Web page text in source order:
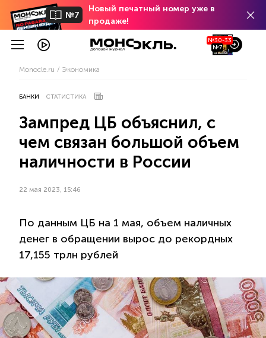
№7
Новый печатный номер уже в
продаже!
№30-33
№7
Monocle.ru Экономика
БАНКИ СТАТИСТИКА
Зампред ЦБ объяснил, с
чем связан большой объем
наличности в России
22 мая 2023, 15:46
По данным ЦБ на 1 мая, объем наличных
денег в обращении вырос до рекордных
17,155 трлн рублей